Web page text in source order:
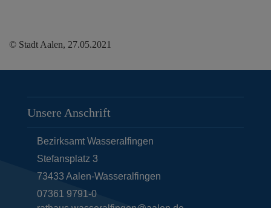
© Stadt Aalen, 27.05.2021
Unsere Anschrift
Bezirksamt Wasseralfingen
Stefansplatz 3
73433 Aalen-Wasseralfingen
07361 9791-0